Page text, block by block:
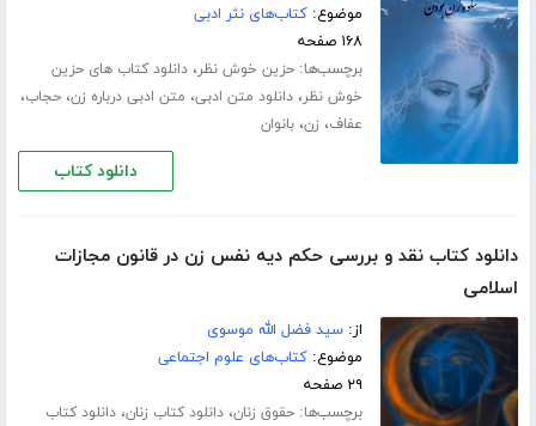
موضوع:کتاب‌های نثر ادبی
۱۶۸ صفحه
برچسب‌ها:حزین خوش نظر،دانلود کتاب های حزین
خوش نظر،دانلود متن ادبی، متن ادبی درباره زن،حجاب،
عفاف، زن،بانوان
دانلود کتاب
دانلود کتاب نقد و بررسی حکم دیه نفس زن در قانون مجازات
اسلامی
از:سید فضل الله موسوی
موضوع:کتاب‌های علوم اجتماعی
۲۹ صفحه
برچسب‌ها:حقوق زنان،دانلود کتاب زنان،دانلود کتاب